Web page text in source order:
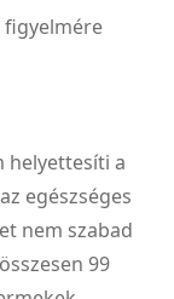
helyettesíti a
egészséges
nem szabad
99